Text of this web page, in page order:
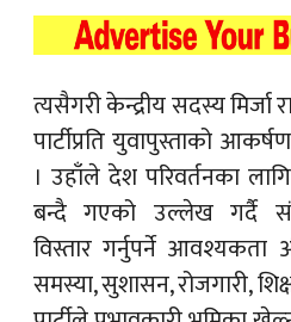
त्यसैगरी केन्द्रीय सदस्य मिर्जा
पार्टीप्रति युवापुस्ताको
। उहाँले देश परिवर्तनका
बन्दै गएको उल्लेख गर्दै
विस्तार गर्नुपर्ने
समस्या, सुशासन, रोजगारी,